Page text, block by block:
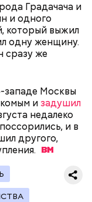
Градачача и
и одного
который выжил
одну женщину.
сразу же
западе Москвы
изадушил
недалеко
и в
другого,
путешествие
рублей
«ВМ»), —
непростая
оружия
экологии и